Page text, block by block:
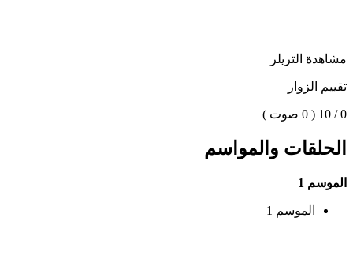
مشاهدة التريلر
تقييم الزوار
0 / 10 ( 0 صوت )
الحلقات والمواسم
الموسم 1
الموسم 1